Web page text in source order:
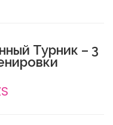
Турник – 3